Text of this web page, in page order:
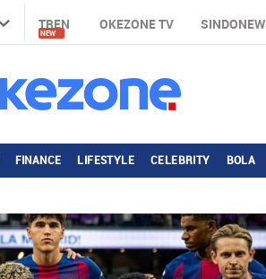
TREN
NEW
OKEZONE TV
FINANCE LIFESTYLE CELEBRITY BOLA